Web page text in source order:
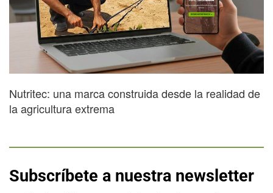
Nutritec: una marca construida desde la realidad de
la agricultura extrema
Subscríbete a nuestra newsletter